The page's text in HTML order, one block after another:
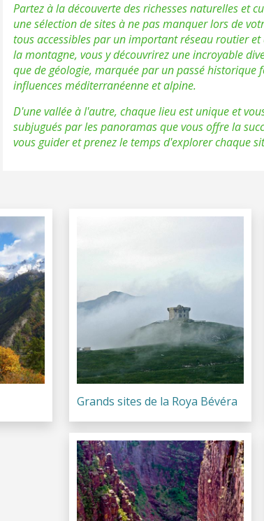
Partez à la découverte des richesses naturelles et
une sélection de sites à ne pas manquer lors de
tous accessibles par un important réseau routier
la montagne, vous y découvrirez une incroyable
que de géologie, marquée par un passé
influences méditerranéenne et alpine.
D'une vallée à l'autre, chaque lieu est unique et
subjugués par les panoramas que vous offre la
vous guider et prenez le temps d'explorer chaque
Grands sites de la Roya Bévéra